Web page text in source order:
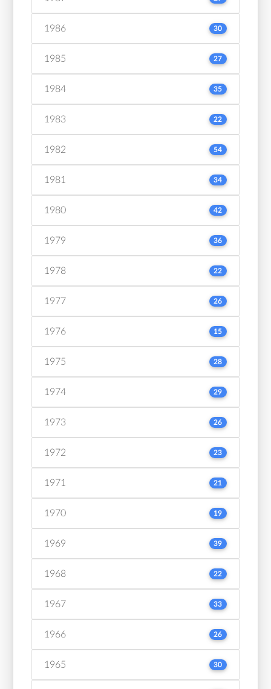
1986 30
1985 27
1984 35
1983 22
1982 54
1981 34
1980 42
1979 36
1978 22
1977 26
1976 15
1975 28
1974 29
1973 26
1972 23
1971 21
1970 19
1969 39
1968 22
1967 33
1966 26
1965 30